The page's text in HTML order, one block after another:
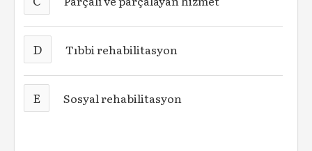
D Tıbbi rehabilitasyon
E Sosyal rehabilitasyon